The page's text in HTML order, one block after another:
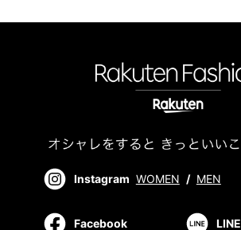
Instagram WOMEN / MEN
Facebook LINE